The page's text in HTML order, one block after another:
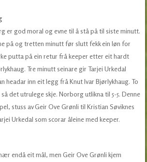
er god moral og evne til å stå på til siste minutt.
på og tretten minutt før slutt fekk ein løn for
putta på ein retur frå keeper etter eit hardt
Tre minutt seinare gir Tarjei Urkedal
headar inn eit legg frå Knut Ivar Bjørlykhaug. To
det utrulege skje. Norborg utlikna til 5-5. Denne
stuss av Geir Ove Grønli til Kristian Søviknes
Urkedal som scorar åleine med keeper.
endå eit mål, men Geir Ove Grønli kjem